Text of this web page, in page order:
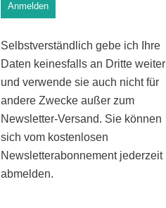
Anmelden
Selbstverständlich gebe ich Ihre
Daten keinesfalls an Dritte weiter
und verwende sie auch nicht für
andere Zwecke außer zum
Newsletter-Versand. Sie können
sich vom kostenlosen
Newsletterabonnement jederzeit
abmelden.